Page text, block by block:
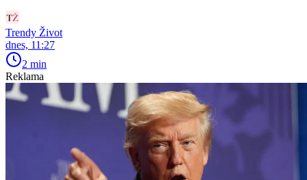
Trendy Život
dnes, 11:27
2 min
Reklama